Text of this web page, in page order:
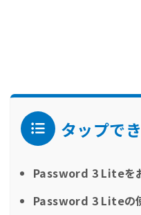
タップで
Password 3 Liteを
Password 3 Liteの